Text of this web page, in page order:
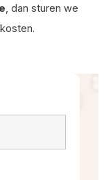
, dan sturen we